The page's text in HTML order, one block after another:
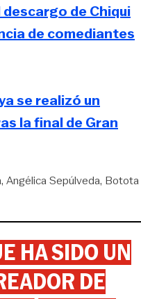
descargo de Chiqui
de comediantes
se realizó un
la final de Gran
Angélica Sepúlveda Botota
HA SIDO UN
DE